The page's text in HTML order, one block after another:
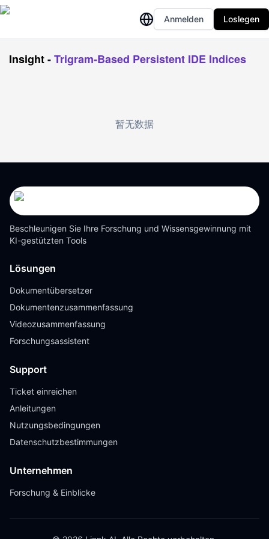
Anmelden Loslegen
Insight-Trigram-Based Persistent IDE Indices
暂无数据
Beschleunigen Sie Ihre Forschung und Wissensgewinnung mit
KI-gestützten Tools
Lösungen
Dokumentübersetzer
Dokumentenzusammenfassung
Videozusammenfassung
Forschungsassistent
Support
Ticket einreichen
Anleitungen
Nutzungsbedingungen
Datenschutzbestimmungen
Unternehmen
Forschung & Einblicke